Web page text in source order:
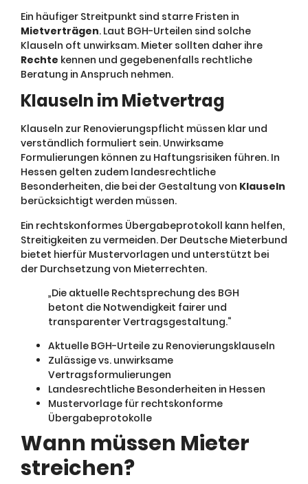
Ein häufiger Streitpunkt sind starre Fristen in
Mietverträgen. Laut BGH-Urteilen sind solche
Klauseln oft unwirksam. Mieter sollten daher ihre
Rechte kennen und gegebenenfalls rechtliche
Beratung in Anspruch nehmen.
Klauseln im Mietvertrag
Klauseln zur Renovierungspflicht müssen klar und
verständlich formuliert sein. Unwirksame
Formulierungen können zu Haftungsrisiken führen. In
Hessen gelten zudem landesrechtliche
Besonderheiten, die bei der Gestaltung von Klauseln
berücksichtigt werden müssen.
Ein rechtskonformes Übergabeprotokoll kann helfen,
Streitigkeiten zu vermeiden. Der Deutsche Mieterbund
bietet hierfür Mustervorlagen und unterstützt bei
der Durchsetzung von Mieterrechten.
„Die aktuelle Rechtsprechung des BGH
betont die Notwendigkeit fairer und
transparenter Vertragsgestaltung.“
Aktuelle BGH-Urteile zu Renovierungsklauseln
Zulässige vs. unwirksame
Vertragsformulierungen
Landesrechtliche Besonderheiten in Hessen
Mustervorlage für rechtskonforme
Übergabeprotokolle
Wann müssen Mieter
streichen?